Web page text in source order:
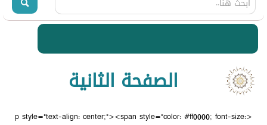
الصفحة الثانية
<p style="text-align: center;"><span style="color: #ff0000; font-size: